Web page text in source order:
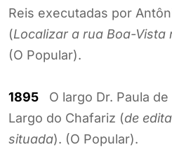
Reis executadas por
(Localizar a rua Boa-Vista
(O Popular).
1895 O largo Dr. Paula
Largo do Chafariz (de
situada). (O Popular).